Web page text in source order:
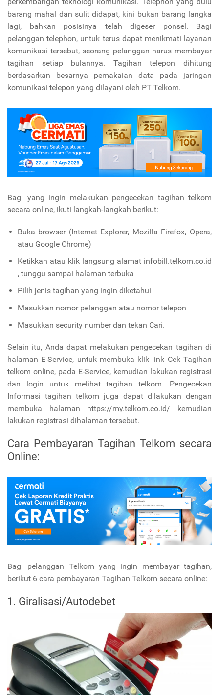
barang mahal dan sulit didapat, kini bukan barang langka
lagi, bahkan posisinya telah digeser ponsel. Bagi
pelanggan telephon, untuk terus dapat menikmati layanan
komunikasi tersebut, seorang pelanggan harus membayar
tagihan setiap bulannya. Tagihan telepon dihitung
berdasarkan besarnya pemakaian data pada jaringan
komunikasi telepon yang dilayani oleh PT Telkom.
Bagi yang ingin melakukan pengecekan tagihan telkom
secara online, ikuti langkah-langkah berikut:
Buka browser (Internet Explorer, Mozilla Firefox, Opera,
atau Google Chrome)
Ketikkan atau klik langsung alamat infobill.telkom.co.id
, tunggu sampai halaman terbuka
Pilih jenis tagihan yang ingin diketahui
Masukkan nomor pelanggan atau nomor telepon
Masukkan security number dan tekan Cari.
Selain itu, Anda dapat melakukan pengecekan tagihan di
halaman E-Service, untuk membuka klik link Cek Tagihan
telkom online, pada E-Service, kemudian lakukan registrasi
dan login untuk melihat tagihan telkom. Pengecekan
Informasi tagihan telkom juga dapat dilakukan dengan
membuka halaman https://my.telkom.co.id/ kemudian
lakukan registrasi dihalaman tersebut.
Cara Pembayaran Tagihan Telkom secara
Online:
Bagi pelanggan Telkom yang ingin membayar tagihan,
berikut 6 cara pembayaran Tagihan Telkom secara online:
1. Giralisasi/Autodebet